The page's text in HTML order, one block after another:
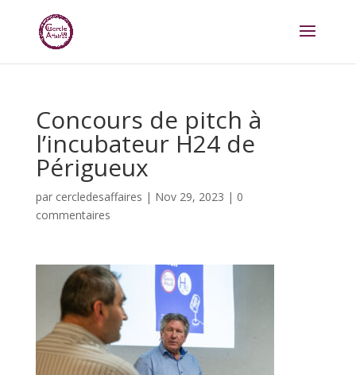
Concours de pitch à
l’incubateur H24 de
Périgueux
par cercledesaffaires | Nov 29, 2023 | 0
commentaires